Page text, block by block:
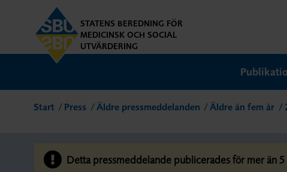
STATENS BEREDNING FÖR
MEDICINSK OCH SOCIAL
UTVÄRDERING
Start Press Äldre pressmeddelanden Äldre än fem år
Detta pressmeddelande publicerades för mer än